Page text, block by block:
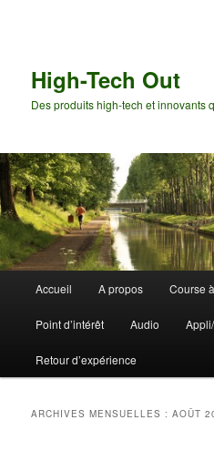
High-Tech Out
Des produits high-tech et innovants
principal
Accueil A propos Course
Point d’intérêt Audio
Retour d’expérience
ARCHIVES MENSUELLES :AOÛT